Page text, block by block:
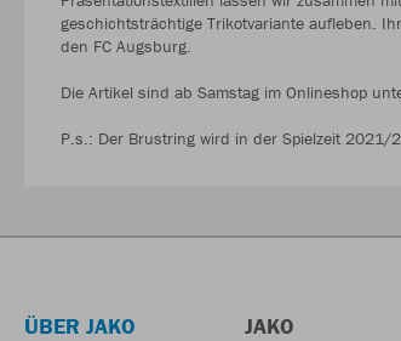
geschichtsträchtige Trikotvariante aufleben.
den FC Augsburg.
Die Artikel sind ab Samstag im Onlineshop
P.s.: Der Brustring wird in der Spielzeit 2021/
ÜBER JAKO
JAKO